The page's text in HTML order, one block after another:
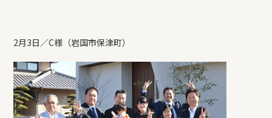
新築住宅のお問い合わせ
リフォームのお問い合わせ
2月3日／C様（岩国市保津町）